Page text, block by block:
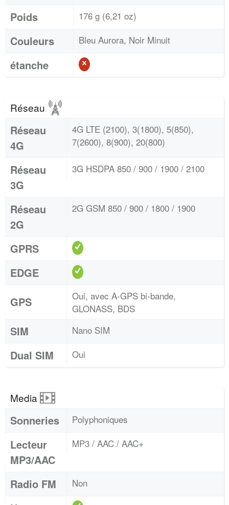
Poids 176 g (6,21 oz)
Couleurs Bleu Aurora, Noir Minuit
étanche
Réseau
Réseau
4G
4G LTE (2100), 3(1800), 5(850),
7(2600), 8(900), 20(800)
Réseau
3G
3G HSDPA 850 / 900 / 1900 / 2100
Réseau
2G
2G GSM 850 / 900 / 1800 / 1900
GPRS
EDGE
GPS
Oui, avec A-GPS bi-bande,
GLONASS, BDS
SIM Nano SIM
Dual SIM Oui
Media
Sonneries Polyphoniques
Lecteur
MP3/AAC
MP3 / AAC / AAC+
Radio FM Non